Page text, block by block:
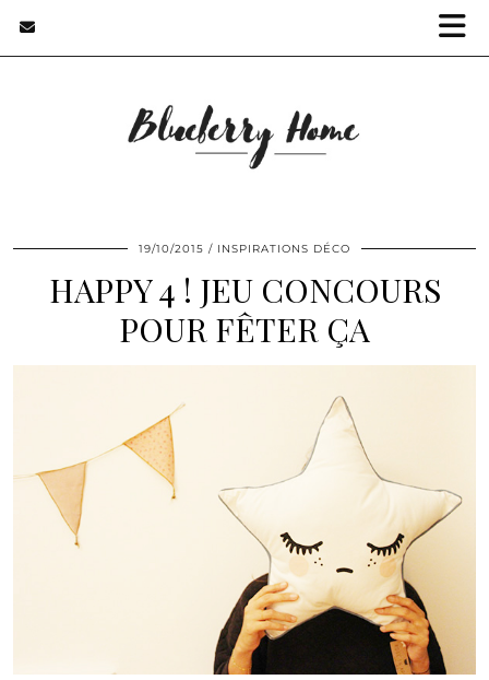
19/10/2015 INSPIRATIONS DÉCO
HAPPY 4 ! JEU CONCOURS
POUR FÊTER ÇA